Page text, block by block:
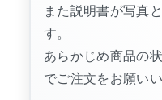
また説明書が写真
す。
あらかじめ商品の
でご注文をお願い